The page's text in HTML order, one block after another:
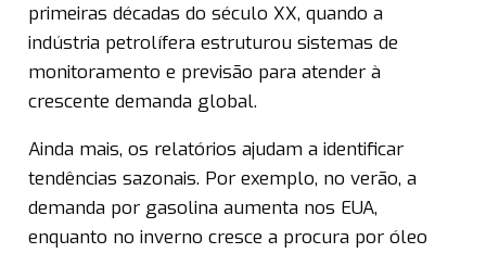
primeiras décadas do século XX, quando a
indústria petrolífera estruturou sistemas de
monitoramento e previsão para atender à
crescente demanda global.
Ainda mais, os relatórios ajudam a identificar
tendências sazonais. Por exemplo, no verão, a
demanda por gasolina aumenta nos EUA,
enquanto no inverno cresce a procura por óleo